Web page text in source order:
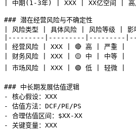
| 中期(1-3年) | XXX | XX亿空间 |
### 潜在经营风险与不确定性
| 风险类型 | 具体风险 | 风险等级 | 影
|---------|---------|---------
| 经营风险 | XXX | 🔴 高 | 严重 |
| 财务风险 | XXX | 🟡 中 | 中等 |
| 市场风险 | XXX | 🟢 低 | 轻微 |
### 中长期发展估值逻辑
- 核心假设：XXX
- 估值方法：DCF/PE/PS
- 合理估值区间：$XX-XX